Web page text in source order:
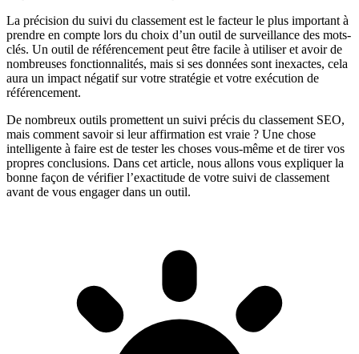
La précision du suivi du classement est le facteur le plus important à
prendre en compte lors du choix d’un outil de surveillance des mots-
clés. Un outil de référencement peut être facile à utiliser et avoir de
nombreuses fonctionnalités, mais si ses données sont inexactes, cela
aura un impact négatif sur votre stratégie et votre exécution de
référencement.
De nombreux outils promettent un suivi précis du classement SEO,
mais comment savoir si leur affirmation est vraie ? Une chose
intelligente à faire est de tester les choses vous-même et de tirer vos
propres conclusions. Dans cet article, nous allons vous expliquer la
bonne façon de vérifier l’exactitude de votre suivi de classement
avant de vous engager dans un outil.